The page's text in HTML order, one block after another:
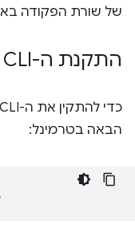
של שורת הפקודה
התקנת ה-CLI
הבאה בטרמינל: